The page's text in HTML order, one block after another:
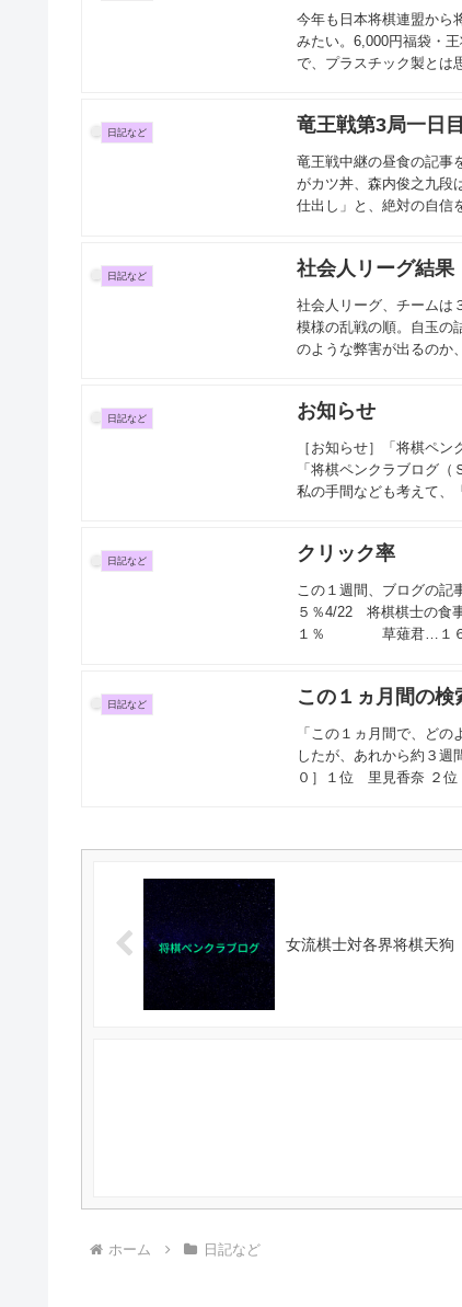
今年も日本将棋連盟から
みたい。6,000円福袋・
で、プラスチック製とは
日記など 竜王戦第3局一日目
竜王戦中継の昼食の記事
がカツ丼、森内俊之九段
仕出し」と、絶対の自信
日記など 社会人リーグ結果
社会人リーグ、チームは
模様の乱戦の順。自玉の
のような弊害が出るのか
日記など お知らせ
［お知らせ］「将棋ペ
「将棋ペンクラブログ
私の手間なども考えて、
日記など クリック率
この１週間、ブログの
５％4/22 将棋棋士の食
１％ 草薙君…１６％
日記など この１ヵ月間の検
「この１ヵ月間で、ど
したが、あれから約３週
０］１位 里見香奈 ２
女流棋士対各界将棋天狗
ホーム 日記など